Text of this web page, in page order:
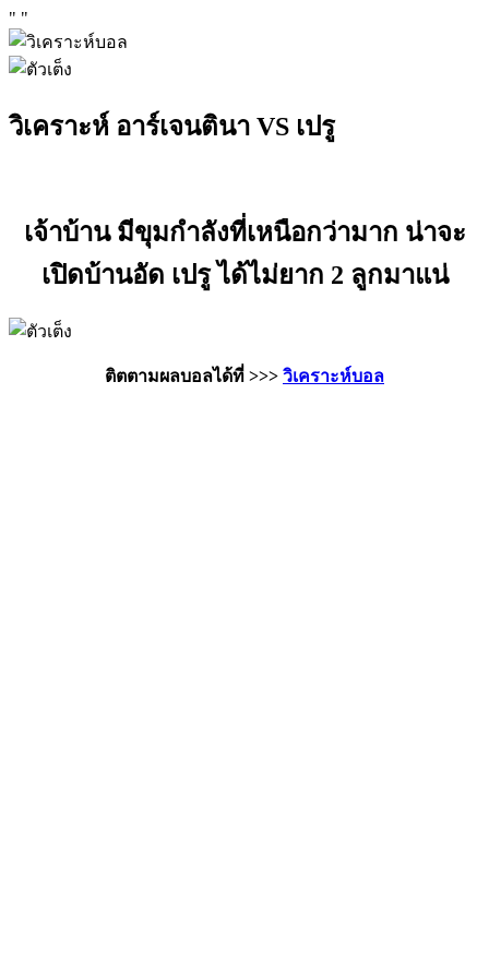
" "
วิเคราะห์ อาร์เจนตินา VS เปรู
เจ้าบ้าน มีขุมกำลังที่เหนือกว่ามาก น่าจะ
เปิดบ้านอัด เปรู ได้ไม่ยาก 2 ลูกมาแน่
ติตตามผลบอลได้ที่ >>> วิเคราะห์บอล